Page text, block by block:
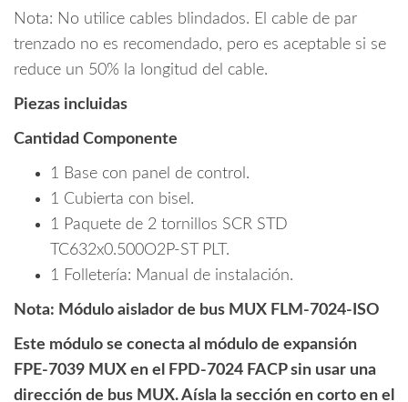
Nota: No utilice cables blindados. El cable de par
trenzado no es recomendado, pero es aceptable si se
reduce un 50% la longitud del cable.
Piezas incluidas
Cantidad Componente
1 Base con panel de control.
1 Cubierta con bisel.
1 Paquete de 2 tornillos SCR STD
TC632x0.500O2P-ST PLT.
1 Folletería: Manual de instalación.
Nota: Módulo aislador de bus MUX FLM-7024-ISO
Este módulo se conecta al módulo de expansión
FPE-7039 MUX en el FPD-7024 FACP sin usar una
dirección de bus MUX. Aísla la sección en corto en el